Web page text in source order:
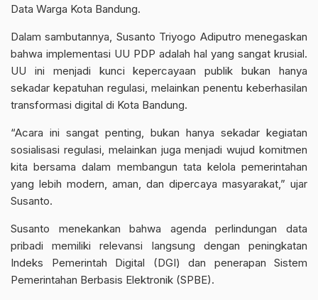
Data Warga Kota Bandung.
Dalam sambutannya, Susanto Triyogo Adiputro menegaskan
bahwa implementasi UU PDP adalah hal yang sangat krusial.
UU ini menjadi kunci kepercayaan publik bukan hanya
sekadar kepatuhan regulasi, melainkan penentu keberhasilan
transformasi digital di Kota Bandung.
“Acara ini sangat penting, bukan hanya sekadar kegiatan
sosialisasi regulasi, melainkan juga menjadi wujud komitmen
kita bersama dalam membangun tata kelola pemerintahan
yang lebih modern, aman, dan dipercaya masyarakat,” ujar
Susanto.
Susanto menekankan bahwa agenda perlindungan data
pribadi memiliki relevansi langsung dengan peningkatan
Indeks Pemerintah Digital (DGI) dan penerapan Sistem
Pemerintahan Berbasis Elektronik (SPBE).